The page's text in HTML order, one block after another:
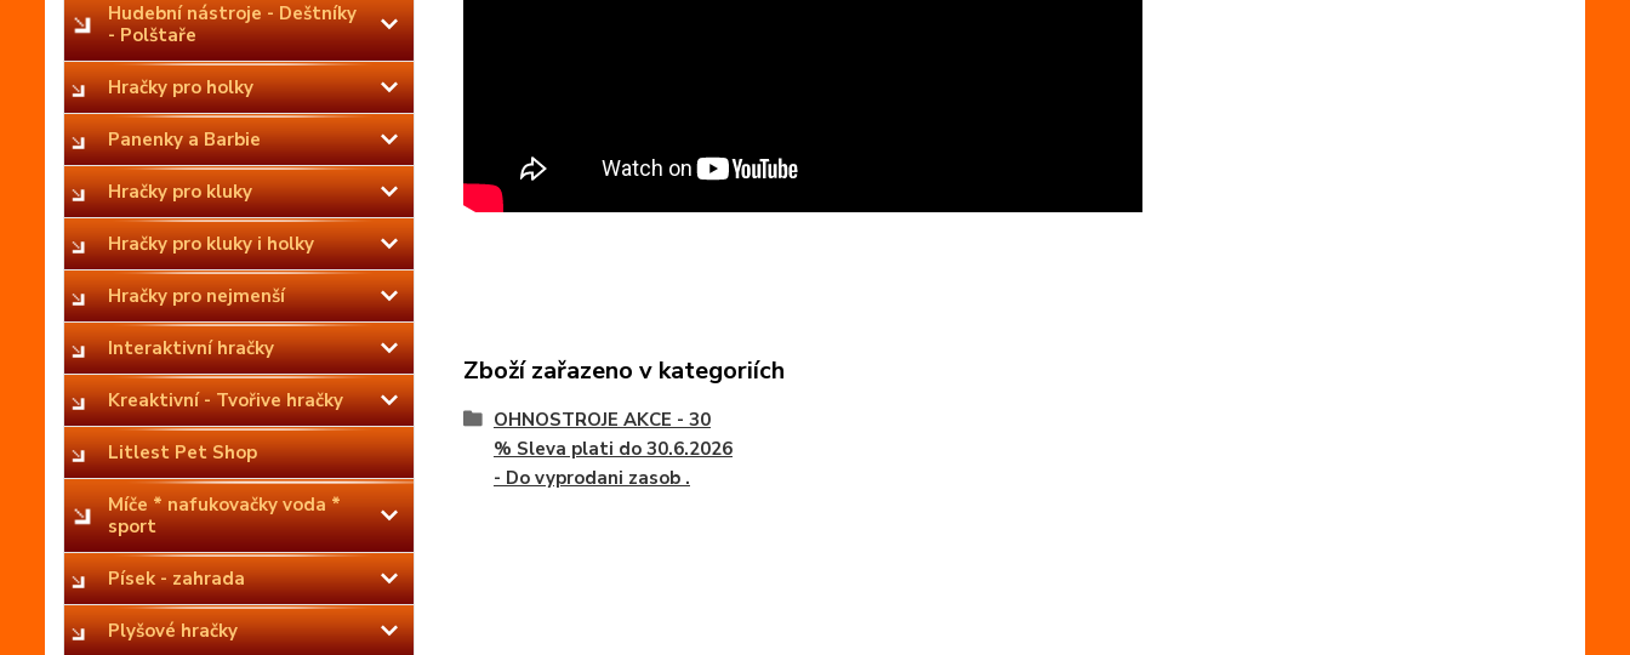
Hudební nástroje - Deštníky
- Polštaře
Hračky pro holky
Panenky a Barbie
Hračky pro kluky
Hračky pro kluky i holky
Hračky pro nejmenší
Interaktivní hračky
Kreaktivní - Tvořive hračky
Litlest Pet Shop
Míče * nafukovačky voda *
sport
Písek - zahrada
Plyšové hračky
Zboží zařazeno v kategoriích
OHNOSTROJE AKCE - 30
% Sleva plati do 30.6.2026
- Do vyprodani zasob .